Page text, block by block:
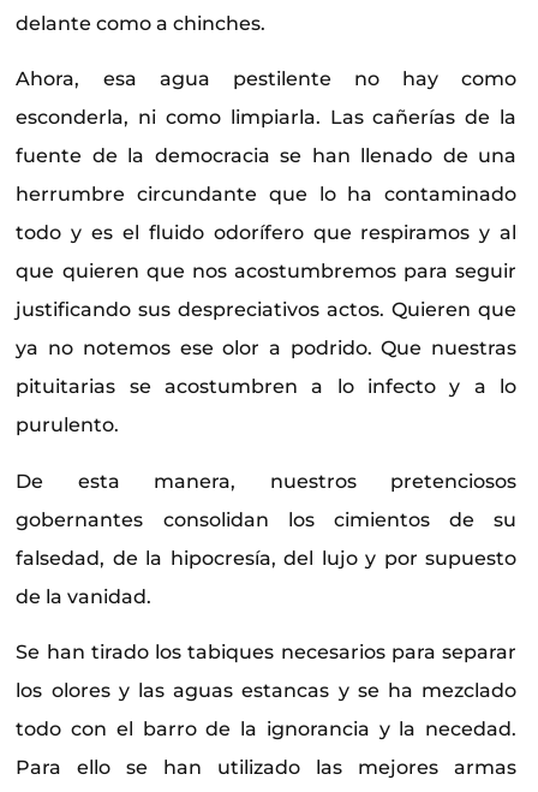
delante como a chinches.
Ahora, esa agua pestilente no hay como
esconderla, ni como limpiarla. Las cañerías de la
fuente de la democracia se han llenado de una
herrumbre circundante que lo ha contaminado
todo y es el fluido odorífero que respiramos y al
que quieren que nos acostumbremos para seguir
justificando sus despreciativos actos. Quieren que
ya no notemos ese olor a podrido. Que nuestras
pituitarias se acostumbren a lo infecto y a lo
purulento.
De esta manera, nuestros pretenciosos
gobernantes consolidan los cimientos de su
falsedad, de la hipocresía, del lujo y por supuesto
de la vanidad.
Se han tirado los tabiques necesarios para separar
los olores y las aguas estancas y se ha mezclado
todo con el barro de la ignorancia y la necedad.
Para ello se han utilizado las mejores armas